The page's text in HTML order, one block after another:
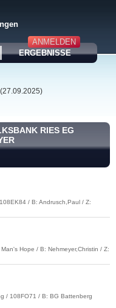
ANMELDEN
ERGEBNISSE
RIES EG
/ B: Andrusch,Paul / Z:
Hope / B: Nehmeyer,Christin / Z:
/ 108FO71 / B: BG Battenberg